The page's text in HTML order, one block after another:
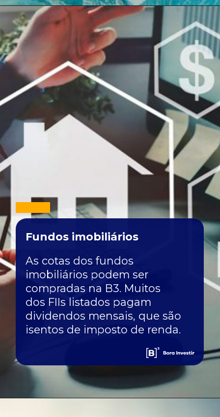
Fundos imobiliários
As cotas dos fundos
imobiliários podem ser
compradas na B3. Muitos
dos FIIs listados pagam
dividendos mensais, que são
isentos de imposto de renda.